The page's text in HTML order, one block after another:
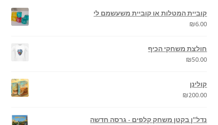
קוביית המטלות או קוביית משעשמם לי
₪6.00
חולצת משחקי הכיף
₪50.00
קולינן
₪200.00
נדל"ן בקטן משחק קלפים - גרסה חדשה